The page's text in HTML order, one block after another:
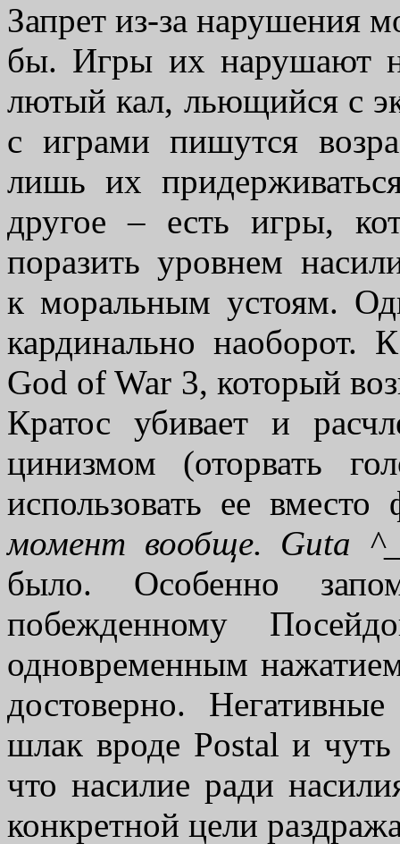
Запрет из-за нарушения
бы. Игры их нарушают
лютый кал, льющийся с
с играми пишутся
лишь их
другое – есть игры,
поразить уровнем
к моральным устоям.
кардинально наоборот.
God of War 3, который
Кратос убивает и
цинизмом (оторвать
использовать ее
момент вообще. Guta
было. Особенно
побежденному
одновременным
достоверно.
шлак вроде Postal и
что насилие ради
конкретной цели